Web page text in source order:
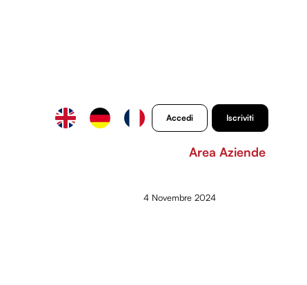
Accedi Iscriviti
Area Aziende
4 Novembre 2024